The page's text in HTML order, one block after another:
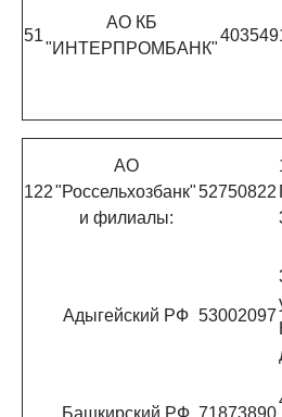
51
АО КБ
"ИНТЕРПРОМБАНК"
122
АО
"Россельхозбанк"
и филиалы:
52750822
Адыгейский РФ 53002097
Башкирский РФ 71873890